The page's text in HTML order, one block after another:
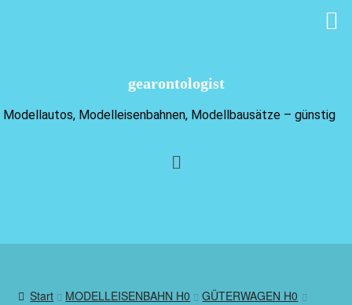
Modellautos, Modelleisenbahnen, Modellbausätze – günstig
Start MODELLEISENBAHN H0
GÜTERWAGEN H0
gearontologist